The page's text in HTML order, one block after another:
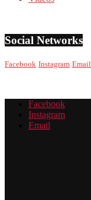
Social Networks
Facebook Instagram Email
Facebook
Instagram
Email